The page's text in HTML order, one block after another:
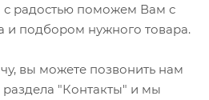
с радостью поможем Вам с
подбором нужного товара.
вы можете позвонить нам
"Контакты" и мы